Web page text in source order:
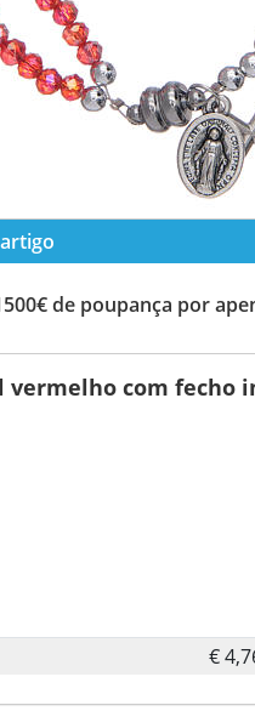
de poupança por
vermelho com fecho
€